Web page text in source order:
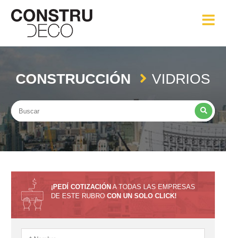
CONSTRUCCIÓN VIDRIOS
¡PEDÍ COTIZACIÓN A TODAS LAS EMPRESAS
DE ESTE RUBROCON UN SOLO CLICK!